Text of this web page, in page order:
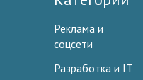
Реклама и
соцсети
Разработка и IT